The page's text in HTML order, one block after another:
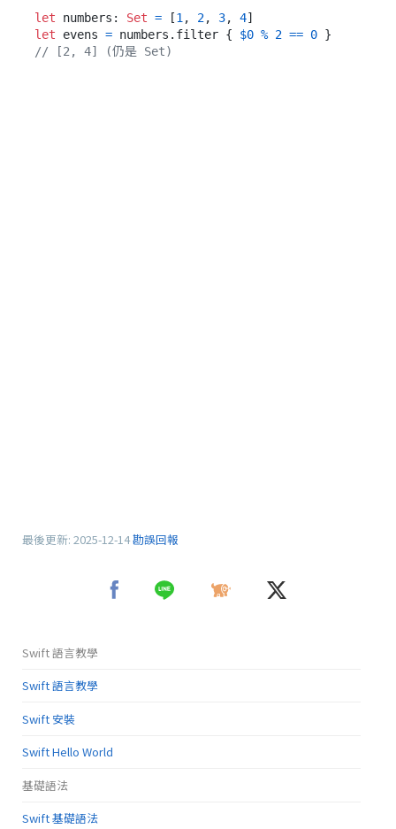
let numbers: Set = [1, 2, 3, 4
let evens = numbers.filter { $0 % 2 == 0
// [2, 4] (仍是 Set)
最後更新: 2025-12-14勘誤回報
Swift 語言教學
Swift 語言教學
Swift 安裝
Swift Hello World
基礎語法
Swift 基礎語法